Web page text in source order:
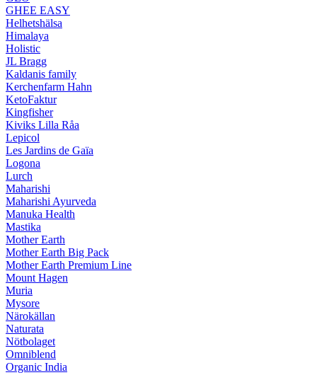
GHEE EASY
Helhetshälsa
Himalaya
Holistic
JL Bragg
Kaldanis family
Kerchenfarm Hahn
KetoFaktur
Kingfisher
Kiviks Lilla Råa
Lepicol
Les Jardins de Gaïa
Logona
Lurch
Maharishi
Maharishi Ayurveda
Manuka Health
Mastika
Mother Earth
Mother Earth Big Pack
Mother Earth Premium Line
Mount Hagen
Muria
Mysore
Närokällan
Naturata
Nötbolaget
Omniblend
Organic India